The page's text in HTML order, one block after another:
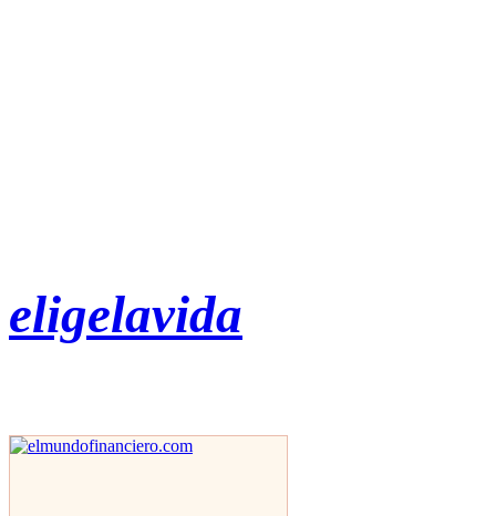
eligelavida